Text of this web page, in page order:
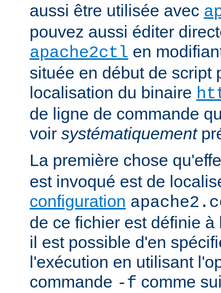
aussi être utilisée avec
pouvez aussi éditer
apache2ctl en
située en début de script
localisation du binaire
de ligne de commande
voir systématiquement
La première chose
est invoqué est de
configuration
de ce fichier est définie
il est possible d'en
l'exécution en utilisant
commande -f comme